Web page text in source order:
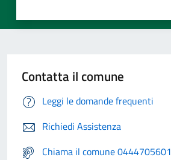
Contatta il comune
Leggi le domande frequenti
Richiedi Assistenza
Chiama il comune 0444705601